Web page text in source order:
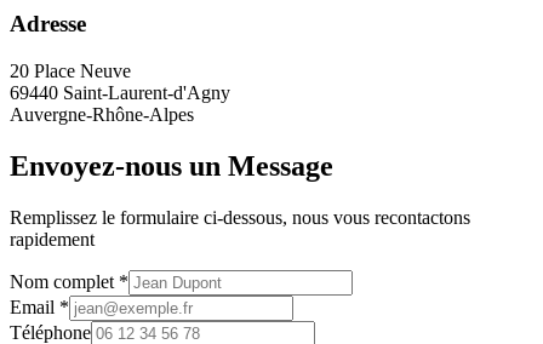
Adresse
20 Place Neuve
69440 Saint-Laurent-d'Agny
Auvergne-Rhône-Alpes
Envoyez-nous un Message
Remplissez le formulaire ci-dessous, nous vous recontactons
rapidement
Nom complet *
Email *
Téléphone